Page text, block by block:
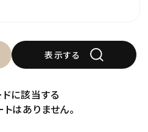
表示する
に該当する
はありません。